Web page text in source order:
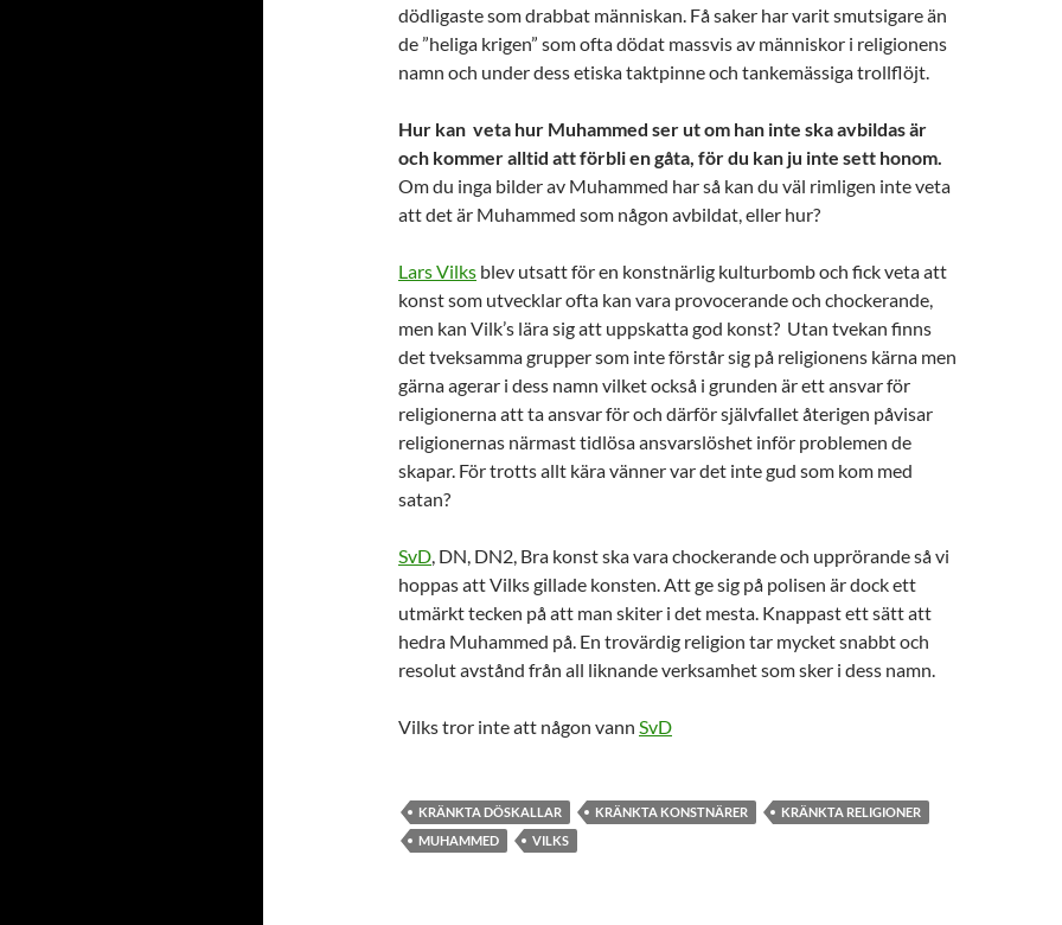
dödligaste som drabbat människan. Få saker har varit smutsigare än
de ”heliga krigen” som ofta dödat massvis av människor i religionens
namn och under dess etiska taktpinne och tankemässiga trollflöjt.
Hur kan veta hur Muhammed ser ut om han inte ska avbildas är
och kommer alltid att förbli en gåta, för du kan ju inte sett honom.
Om du inga bilder av Muhammed har så kan du väl rimligen inte veta
att det är Muhammed som någon avbildat, eller hur?
Lars Vilks blev utsatt för en konstnärlig kulturbomb och fick veta att
konst som utvecklar ofta kan vara provocerande och chockerande,
men kan Vilk’s lära sig att uppskatta god konst? Utan tvekan finns
det tveksamma grupper som inte förstår sig på religionens kärna men
gärna agerar i dess namn vilket också i grunden är ett ansvar för
religionerna att ta ansvar för och därför självfallet återigen påvisar
religionernas närmast tidlösa ansvarslöshet inför problemen de
skapar. För trotts allt kära vänner var det inte gud som kom med
satan?
SvD, DN, DN2, Bra konst ska vara chockerande och upprörande så vi
hoppas att Vilks gillade konsten. Att ge sig på polisen är dock ett
utmärkt tecken på att man skiter i det mesta. Knappast ett sätt att
hedra Muhammed på. En trovärdig religion tar mycket snabbt och
resolut avstånd från all liknande verksamhet som sker i dess namn.
Vilks tror inte att någon vann SvD
KRÄNKTA DÖSKALLAR KRÄNKTA KONSTNÄRER
KRÄNKTA RELIGIONER
MUHAMMED
VILKS